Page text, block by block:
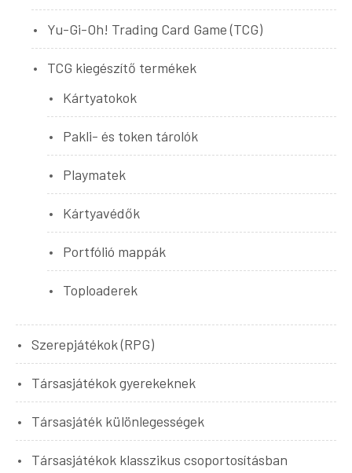
Yu-Gi-Oh! Trading Card Game (TCG)
TCG kiegészítő termékek
Kártyatokok
Pakli- és token tárolók
Playmatek
Kártyavédők
Portfólió mappák
Toploaderek
Szerepjátékok (RPG)
Társasjátékok gyerekeknek
Társasjáték különlegességek
Társasjátékok klasszikus csoportosításban